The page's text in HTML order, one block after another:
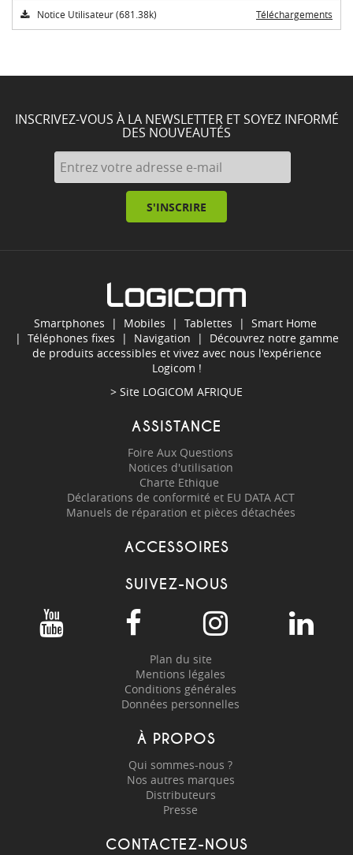
Notice Utilisateur (681.38k) Téléchargements
INSCRIVEZ-VOUS À LA NEWSLETTER ET SOYEZ INFORMÉ
DES NOUVEAUTÉS
S'INSCRIRE
Smartphones | Mobiles | Tablettes | Smart Home
| Téléphones fixes | Navigation | Découvrez notre gamme
de produits accessibles et vivez avec nous l'expérience
Logicom !
> Site LOGICOM AFRIQUE
ASSISTANCE
Foire Aux Questions
Notices d'utilisation
Charte Ethique
Déclarations de conformité et EU DATA ACT
Manuels de réparation et pièces détachées
ACCESSOIRES
SUIVEZ-NOUS
Plan du site
Mentions légales
Conditions générales
Données personnelles
À PROPOS
Qui sommes-nous ?
Nos autres marques
Distributeurs
Presse
CONTACTEZ-NOUS